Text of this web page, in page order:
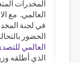
المخدرات
العالمي. مع
في لجنة
الحضور
العالمي
الذي أطلقه